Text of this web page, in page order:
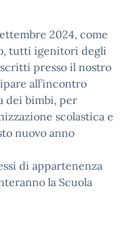
2024, come
tutti igenitori degli
presso il nostro
all’incontro
dei bimbi, per
scolastica e
nuovo anno
di appartenenza
la Scuola